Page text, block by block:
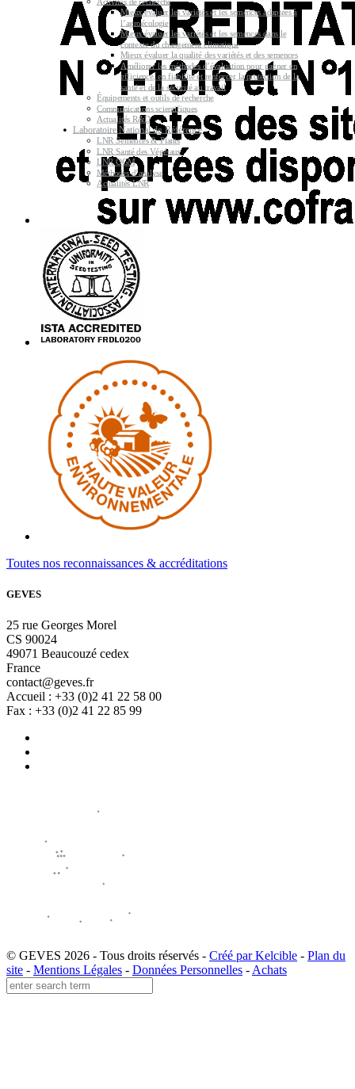
Toutes nos reconnaissances & accréditations
GEVES
25 rue Georges Morel
CS 90024
49071 Beaucouzé cedex
France
contact@geves.fr
Accueil : +33 (0)2 41 22 58 00
Fax : +33 (0)2 41 22 85 99
© GEVES 2026 - Tous droits réservés - Créé par Kelcible - Plan du
site - Mentions Légales - Données Personnelles - Achats
Activités de recherche
Mieux évaluer les variétés et les semences adaptées à
l’agroécologie
Mieux évaluer les variétés et les semences dans le
contexte du changement climatique
Mieux évaluer la qualité des variétés et des semences
Améliorer les méthodes d’évaluation pour gagner en
efficience, en fiabilité et renforcer la protection de la
santé et de la sécurité au travail
Équipements et outils de recherche
Communications scientifiques
Actualités R&D
Laboratoire National de Référence
LNR Semences & Plants
LNR Santé des Végétaux
LNR OGM
Méthodes d’analyse
Actualités LNR